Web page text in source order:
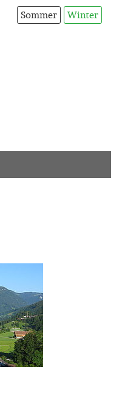
Sommer Winter